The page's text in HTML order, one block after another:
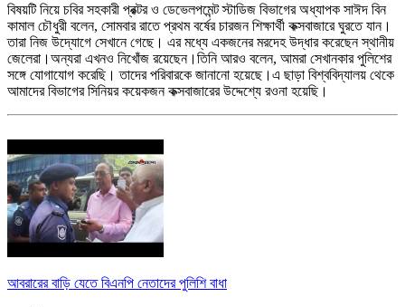
বিষয়টি নিয়ে চবির সহকারী প্রক্টর ও ডেভেলপমেন্ট স্টাডিজ বিভাগের অধ্যাপক সাঈদ বিন
কামাল চৌধুরী বলেন, সোমবার রাতে প্রথম বর্ষের চারজন শিক্ষার্থী কক্সবাজারে ঘুরতে যান।
তারা নিজ উদ্যোগে সেখানে গেছে। এর মধ্যে একজনের মরদেহ উদ্ধার করেছেন স্থানীয়
জেলেরা।অন্যরা এখনও নিখোঁজ রয়েছেন।তিনি আরও বলেন, আমরা সেখানকার পুলিশের
সঙ্গে যোগাযোগ করেছি। তাদের পরিবারকে জানানো হয়েছে।এ ছাড়া বিশ্ববিদ্যালয় থেকে
আমাদের বিভাগের সিনিয়র কয়েকজন কক্সবাজারের উদ্দেশ্যে রওনা হয়েছি।
আবরারের বাড়ি যেতে বিএনপি নেতাদের পুলিশি বাধা